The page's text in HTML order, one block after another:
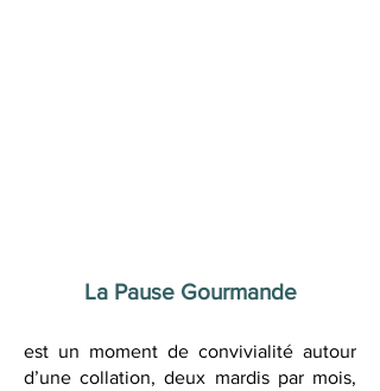
La Pause Gourmande
est un moment de convivialité autour
d’une collation, deux mardis par mois,